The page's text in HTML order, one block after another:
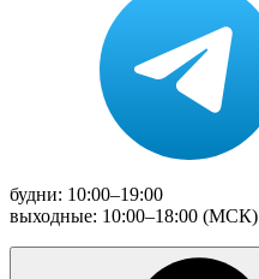
будни: 10:00–19:00
выходные: 10:00–18:00 (МСК)